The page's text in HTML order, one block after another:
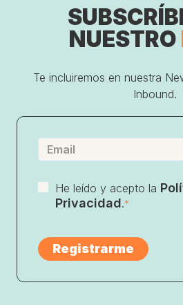
NUESTRO
Te incluiremos en nuestra
Inbound.
He leído y acepto la
Privacidad.*